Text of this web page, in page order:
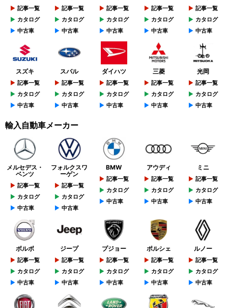
記事一覧
カタログ
中古車
記事一覧
カタログ
中古車
記事一覧
カタログ
中古車
記事一覧
カタログ
中古車
記事一覧
カタログ
中古車
スズキ
記事一覧
カタログ
中古車
スバル
記事一覧
カタログ
中古車
ダイハツ
記事一覧
カタログ
中古車
三菱
記事一覧
カタログ
中古車
光岡
記事一覧
カタログ
中古車
輸入自動車メーカー
メルセデス・
ベンツ
記事一覧
カタログ
中古車
フォルクスワ
ーゲン
記事一覧
カタログ
中古車
BMW
記事一覧
カタログ
中古車
アウディ
記事一覧
カタログ
中古車
ミニ
記事一覧
カタログ
中古車
ボルボ
記事一覧
カタログ
中古車
ジープ
記事一覧
カタログ
中古車
プジョー
記事一覧
カタログ
中古車
ポルシェ
記事一覧
カタログ
中古車
ルノー
記事一覧
カタログ
中古車